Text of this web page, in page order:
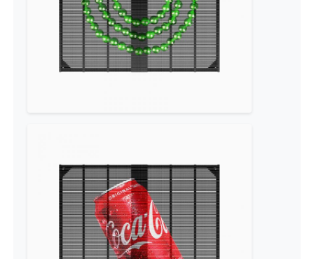
투명 필름 화면을 LED
투명한 LED 디스플레이
LED 그릴 화면
투명 디스플레이 화면